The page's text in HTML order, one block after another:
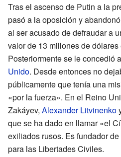
Tras el ascenso de Putin a la
pasó a la oposición y
al ser acusado de defraudar a
valor de 13 millones de
Posteriormente se le concedió
Unido. Desde entonces no
públicamente que tenía una
«por la fuerza». En el Reino
Zakáyev, Alexander Litvinenko
que se ha dado en llamar «el
exiliados rusos. Es fundador
para las Libertades Civiles.